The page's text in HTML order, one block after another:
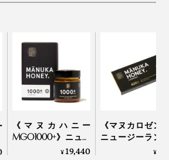
とに、納得がいきました。
ー」が、強力な抗菌効果をもたらす
グリオキサール）」を豊富に含む唯
を整えたい人、できるだけ化学薬品
はうってつけ！
《マヌカハニー
MGO1000+》ニュー
ジーランド政府認
¥19,440
《マヌカロゼン
ニュージーラン
府認定、マヌカ
¥